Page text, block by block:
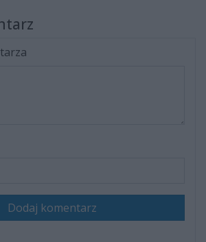
Dodaj komentarz